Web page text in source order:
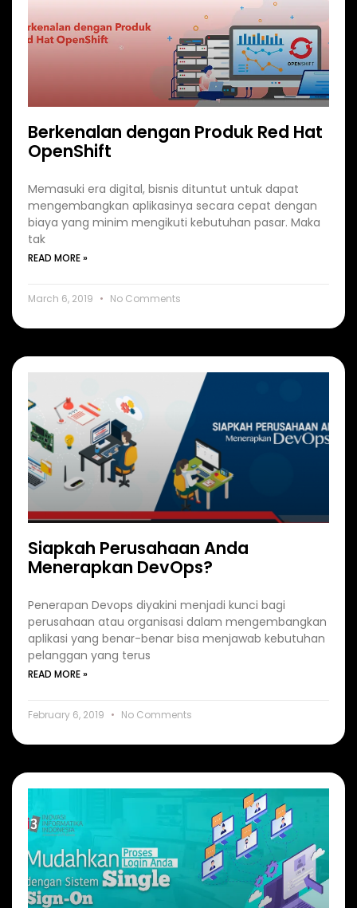
Berkenalan dengan Produk Red Hat
OpenShift
Memasuki era digital, bisnis dituntut untuk dapat
mengembangkan aplikasinya secara cepat dengan
biaya yang minim mengikuti kebutuhan pasar. Maka
tak
READ MORE »
March 6, 2019 No Comments
Siapkah Perusahaan Anda
Menerapkan DevOps?
Penerapan Devops diyakini menjadi kunci bagi
perusahaan atau organisasi dalam mengembangkan
aplikasi yang benar-benar bisa menjawab kebutuhan
pelanggan yang terus
READ MORE »
February 6, 2019 No Comments